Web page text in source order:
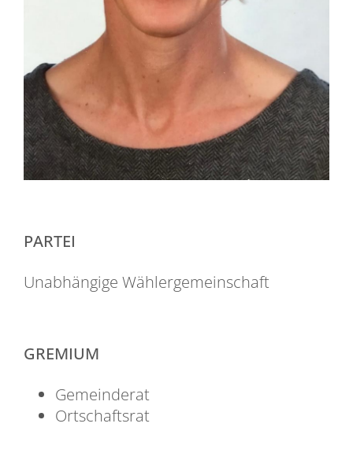
PARTEI
Unabhängige Wählergemeinschaft
GREMIUM
Gemeinderat
Ortschaftsrat